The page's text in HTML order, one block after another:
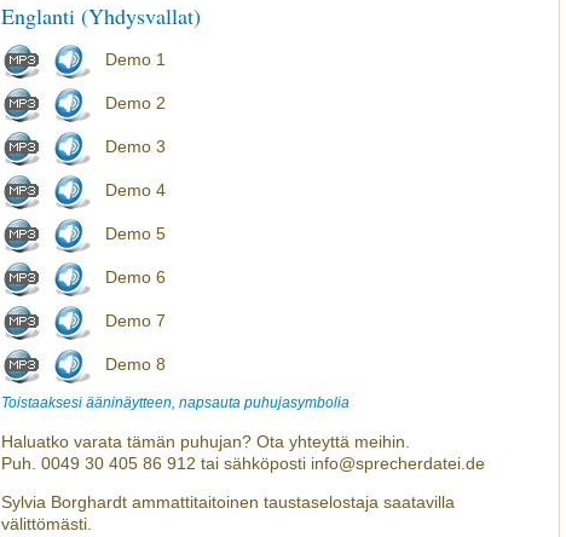
Englanti (Yhdysvallat)
Demo 1
Demo 2
Demo 3
Demo 4
Demo 5
Demo 6
Demo 7
Demo 8
Toistaaksesi ääninäytteen, napsauta puhujasymbolia
Haluatko varata tämän puhujan? Ota yhteyttä meihin.
Puh. 0049 30 405 86 912 tai sähköposti info@sprecherdatei.de
Sylvia Borghardt ammattitaitoinen taustaselostaja saatavilla
välittömästi.